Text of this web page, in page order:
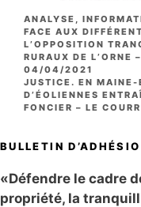
CATÉGORIES
ANALYSE
FACE AUX
L’OPPOSITION
RURAUX DE L’ORNE
04/04/2021
JUSTICE. EN MAINE-
D’ÉOLIENNES
FONCIER – LE
BULLETIN
«Défendre le cadre
propriété, la